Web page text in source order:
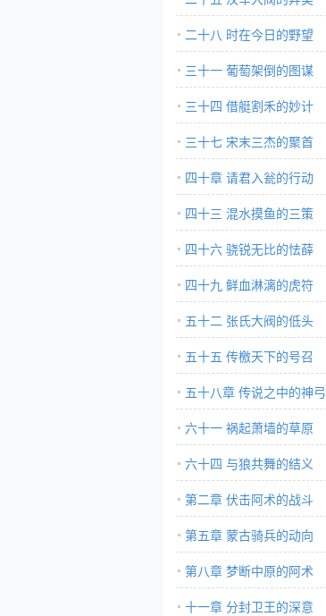
二十八 时在今日的野望
三十一 葡萄架倒的图谋
三十四 借艇割禾的妙计
三十七 宋末三杰的聚首
四十章 请君入瓮的行动
四十三 混水摸鱼的三策
四十六 骁锐无比的怯薛
四十九 鲜血淋漓的虎符
五十二 张氏大阀的低头
五十五 传檄天下的号召
五十八章 传说之中的神弓
六十一 祸起萧墙的草原
六十四 与狼共舞的结义
第二章 伏击阿术的战斗
第五章 蒙古骑兵的动向
第八章 梦断中原的阿术
十一章 分封卫王的深意